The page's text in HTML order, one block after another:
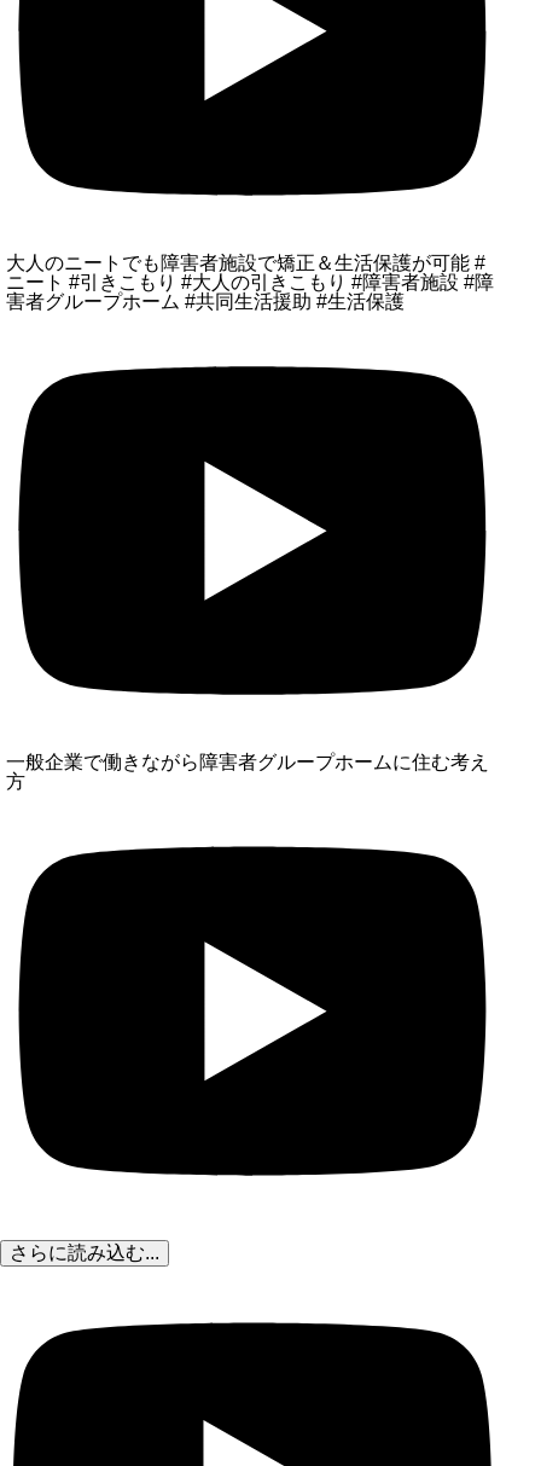
大人のニートでも障害者施設で矯正＆生活保護が可能 #
ニート #引きこもり #大人の引きこもり #障害者施設 #障
害者グループホーム #共同生活援助 #生活保護
一般企業で働きながら障害者グループホームに住む考え
方
さらに読み込む...